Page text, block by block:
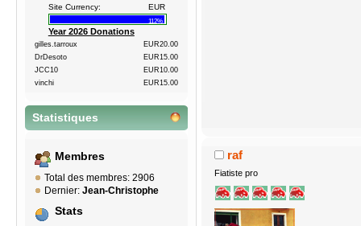
Site Currency:
EUR
112%
Year 2026 Donations
gilles.tarroux
EUR20.00
DrDesoto
EUR15.00
JCC10
EUR10.00
vinchi
EUR15.00
Statistiques
Membres
Total des membres: 2906
Dernier: Jean-Christophe
Stats
raf
Fiatiste pro